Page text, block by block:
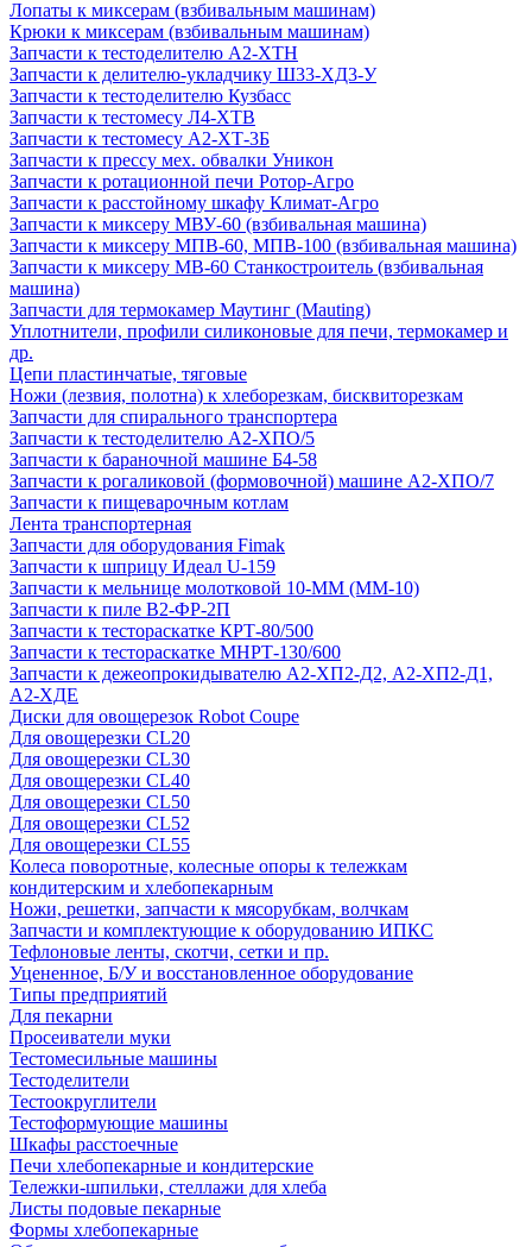
Лопаты к миксерам (взбивальным машинам)
Крюки к миксерам (взбивальным машинам)
Запчасти к тестоделителю А2-ХТН
Запчасти к делителю-укладчику Ш33-ХД3-У
Запчасти к тестоделителю Кузбасс
Запчасти к тестомесу Л4-ХТВ
Запчасти к тестомесу А2-ХТ-3Б
Запчасти к прессу мех. обвалки Уникон
Запчасти к ротационной печи Ротор-Агро
Запчасти к расстойному шкафу Климат-Агро
Запчасти к миксеру МВУ-60 (взбивальная машина)
Запчасти к миксеру МПВ-60, МПВ-100 (взбивальная машина)
Запчасти к миксеру МВ-60 Станкостроитель (взбивальная
машина)
Запчасти для термокамер Маутинг (Mauting)
Уплотнители, профили силиконовые для печи, термокамер и
др.
Цепи пластинчатые, тяговые
Ножи (лезвия, полотна) к хлеборезкам, бисквиторезкам
Запчасти для спирального транспортера
Запчасти к тестоделителю А2-ХПО/5
Запчасти к бараночной машине Б4-58
Запчасти к рогаликовой (формовочной) машине А2-ХПО/7
Запчасти к пищеварочным котлам
Лента транспортерная
Запчасти для оборудования Fimak
Запчасти к шприцу Идеал U-159
Запчасти к мельнице молотковой 10-ММ (ММ-10)
Запчасти к пиле В2-ФР-2П
Запчасти к тестораскатке КРТ-80/500
Запчасти к тестораскатке МНРТ-130/600
Запчасти к деже­опрокидывателю А2-ХП2-Д2, А2-ХП2-Д1,
А2-ХДЕ
Диски для овощерезок Robot Coupe
Для овощерезки CL20
Для овощерезки CL30
Для овощерезки CL40
Для овощерезки CL50
Для овощерезки CL52
Для овощерезки CL55
Колеса поворотные, колесные опоры к тележкам
кондитерским и хлебопекарным
Ножи, решетки, запчасти к мясорубкам, волчкам
Запчасти и комплектующие к оборудованию ИПКС
Тефлоновые ленты, скотчи, сетки и пр.
Уцененное, Б/У и восстановленное оборудование
Типы предприятий
Для пекарни
Просеиватели муки
Тестомесильные машины
Тестоделители
Тестоокруглители
Тестоформующие машины
Шкафы расстоечные
Печи хлебопекарные и кондитерские
Тележки-шпильки, стеллажи для хлеба
Листы подовые пекарные
Формы хлебопекарные